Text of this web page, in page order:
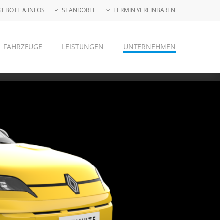
& INFOS STANDORTE TERMIN VEREINBAREN
FAHRZEUGE LEISTUNGEN UNTERNEHMEN